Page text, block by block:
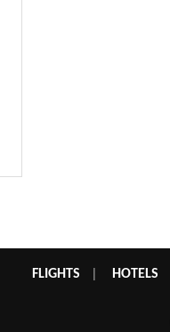
FLIGHTS HOTELS